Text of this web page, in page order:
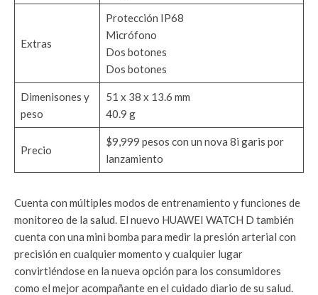
Extras
Protección IP68
Micrófono
Dos botones
Dos botones
Dimenisones y
peso
51 x 38 x 13.6 mm
40.9 g
Precio
$9,999 pesos con un nova 8i garis por
lanzamiento
Cuenta con múltiples modos de entrenamiento y funciones de
monitoreo de la salud. El nuevo HUAWEI WATCH D también
cuenta con una mini bomba para medir la presión arterial con
precisión en cualquier momento y cualquier lugar
convirtiéndose en la nueva opción para los consumidores
como el mejor acompañante en el cuidado diario de su salud.